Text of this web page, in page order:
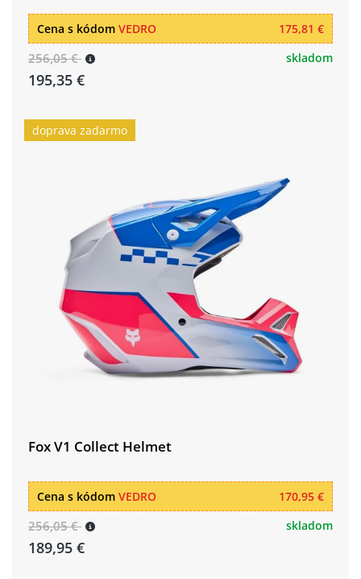
175,81 €
Cena s kódom VEDRO
256,05 €
195,35 €
skladom
doprava zadarmo
Fox V1 Collect Helmet
170,95 €
Cena s kódom VEDRO
256,05 €
189,95 €
skladom